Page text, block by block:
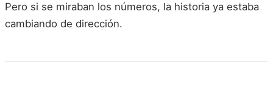
Pero si se miraban los números, la historia ya estaba
cambiando de dirección.